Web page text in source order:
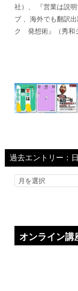
社）、 『営業は説
ブ 、海外でも翻訳
ク 発想術』（秀和
過去エントリー：
オンライン講